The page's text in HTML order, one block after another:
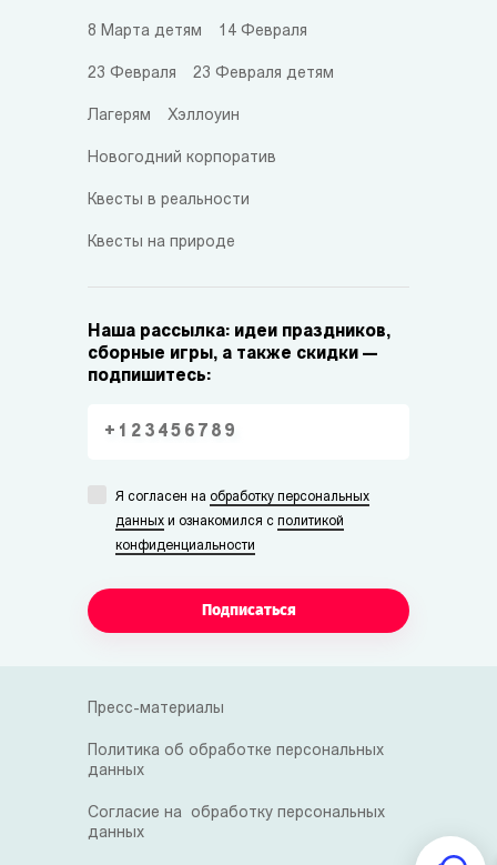
8 Марта детям 14 Февраля
23 Февраля 23 Февраля детям
Лагерям Хэллоуин
Новогодний корпоратив
Квесты в реальности
Квесты на природе
Наша рассылка: идеи праздников,
сборные игры, а также скидки —
подпишитесь:
Я согласен на обработку персональных
данных и ознакомился с политикой
конфиденциальности
Подписаться
Пресс-материалы
Политика об обработке персональных
данных
Согласие на обработку персональных
данных